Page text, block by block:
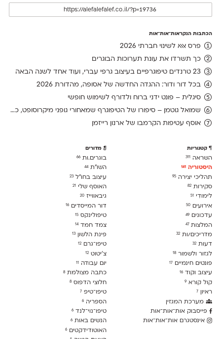
הכתבות הנקראות־אות־אות
פרס אאא לשינוי חברתי 2026
כך תשרדו את עונת תערוכות הבוגרים
23 טרנדים טיפוגרפיים בעיצוב גרפי עברי, ועוד אחד לשנה הבאה
בכל דור ודור: ההגדה החדשה של אסופה, מהדורת 2026
סיגלית – פונט ידני ברוח ולדורף לשימוש חופשי
שמואל גוטמן – סיפורו של הטיפוגרף שמאחורי גופני מיקרוסופט, כפי שנחשף בארכיון של נינתו
אוסף עטיפות הקרמבו של ארנון רייזמן
קטגוריות
השראה 311
היסטוריה 141
תהליכי יצירה 95
סקירות 82
לימודִי 51
אירועים 50
עדכונים 49
המלצות47
מדריכים/ות 32
דעות 32
לגזור ולשמור 18
פונטים חינמיים 17
עיצוב וקוד 16
קול קורא 9
ראיון 7
מערכת המגזין
פייסבוק אות־אות־אות
אינסטגרם אות־אות־אות
מדורים
בוגרים.ות66
השו״ת44
עיצוב בחו"ל23
האוסף שלי21
גיבאווייז20
דור המייסדים16
טיפולינקס15
צמד חמד14
פינת הלשון13
טיפו־גרם12
צ׳יטוט12
יום עבודה11
כתבה מצולמת8
חלוצי הדפוס8
טיפו־טיפ7
הספריה6
טיפו־נוי־לנד6
הנשים באות6
האוטודידקטים6